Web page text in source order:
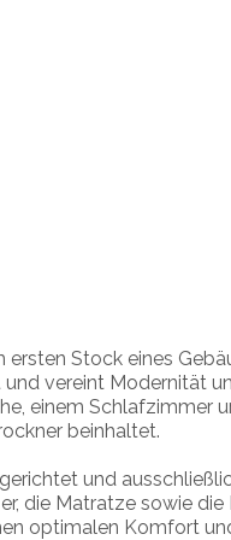
Stock eines
vereint Modernität
einem Schlafzimmer
beinhaltet.
und
die Matratze sowie die
optimalen Komfort